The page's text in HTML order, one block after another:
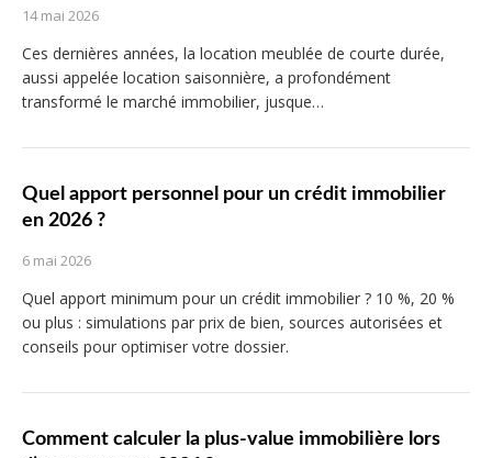
14 mai 2026
Ces dernières années, la location meublée de courte durée,
aussi appelée location saisonnière, a profondément
transformé le marché immobilier, jusque…
Quel apport personnel pour un crédit immobilier
en 2026 ?
6 mai 2026
Quel apport minimum pour un crédit immobilier ? 10 %, 20 %
ou plus : simulations par prix de bien, sources autorisées et
conseils pour optimiser votre dossier.
Comment calculer la plus-value immobilière lors